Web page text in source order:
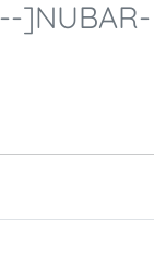
]NUBAR-